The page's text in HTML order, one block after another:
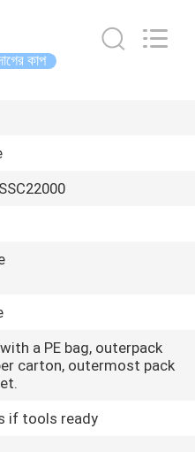
কাপ
a PE bag, outerpack
carton, outermost pack
if tools ready